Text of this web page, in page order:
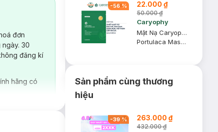
đơn
30
đăng kí
hãng có
-56% 22.000 ₫
50.000 ₫
Caryophy
Mặt Nạ Caryophy Làm Giảm Mụn, Thâm & Dưỡng Ẩm Da 22g
Portulaca Mask Sheet 3in1
Sản phẩm cùng thương
hiệu
-39 % 263.000 ₫
432.000 ₫